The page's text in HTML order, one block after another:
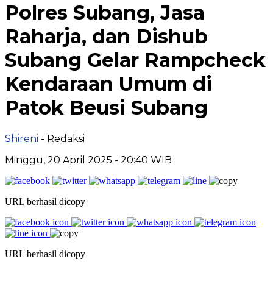
Polres Subang, Jasa
Raharja, dan Dishub
Subang Gelar Rampcheck
Kendaraan Umum di
Patok Beusi Subang
Shireni - Redaksi
Minggu, 20 April 2025 - 20:40 WIB
URL berhasil dicopy
URL berhasil dicopy